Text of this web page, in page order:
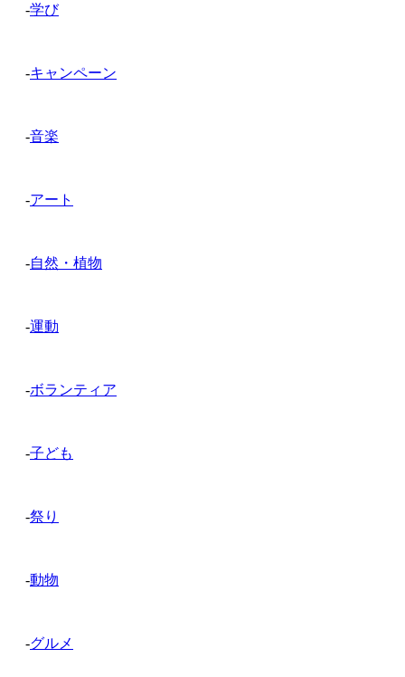
-学び
-キャンペーン
-音楽
-アート
-自然・植物
-運動
-ボランティア
-子ども
-祭り
-動物
-グルメ